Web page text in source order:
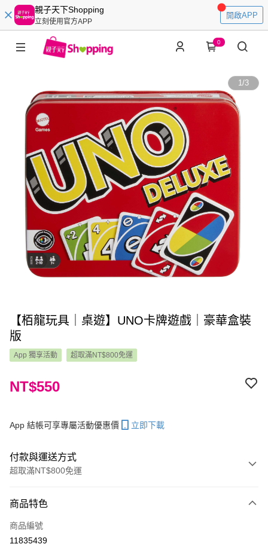
親子天下Shopping
立刻使用官方APP
開啟APP
0
1/3
【栢龍玩具｜桌遊】UNO卡牌遊戲｜豪華盒裝
版
App 獨享活動 超取滿NT$800免運
NT$550
App 結帳可享專屬活動優惠價 立即下載
付款與運送方式
超取滿NT$800免運
信用卡一次付款
LINE Pay
商品特色
商品編號
11835439